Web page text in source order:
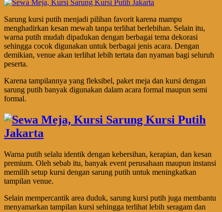
Sarung kursi putih menjadi pilihan favorit karena mampu
menghadirkan kesan mewah tanpa terlihat berlebihan. Selain itu,
warna putih mudah dipadukan dengan berbagai tema dekorasi
sehingga cocok digunakan untuk berbagai jenis acara. Dengan
demikian, venue akan terlihat lebih tertata dan nyaman bagi seluruh
peserta.
Karena tampilannya yang fleksibel, paket meja dan kursi dengan
sarung putih banyak digunakan dalam acara formal maupun semi
formal.
Warna putih selalu identik dengan kebersihan, kerapian, dan kesan
premium. Oleh sebab itu, banyak event perusahaan maupun instansi
memilih setup kursi dengan sarung putih untuk meningkatkan
tampilan venue.
Selain mempercantik area duduk, sarung kursi putih juga membantu
menyamarkan tampilan kursi sehingga terlihat lebih seragam dan